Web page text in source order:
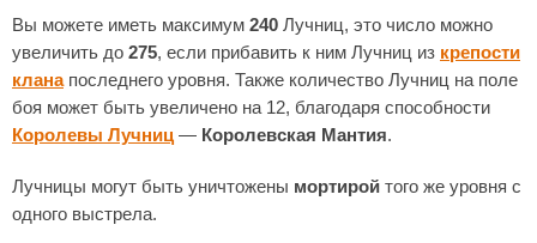
Вы можете иметь максимум 240 Лучниц, это число можно
увеличить до 275, если прибавить к ним Лучниц из крепости
кланапоследнего уровня. Также количество Лучниц на поле
боя может быть увеличено на 12, благодаря способности
Королевы Лучниц — Королевская Мантия.
Лучницы могут быть уничтожены мортирой того же уровня с
одного выстрела.